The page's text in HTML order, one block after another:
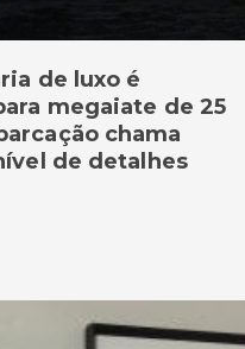
de luxo é
megaiate de 25
chama
de detalhes